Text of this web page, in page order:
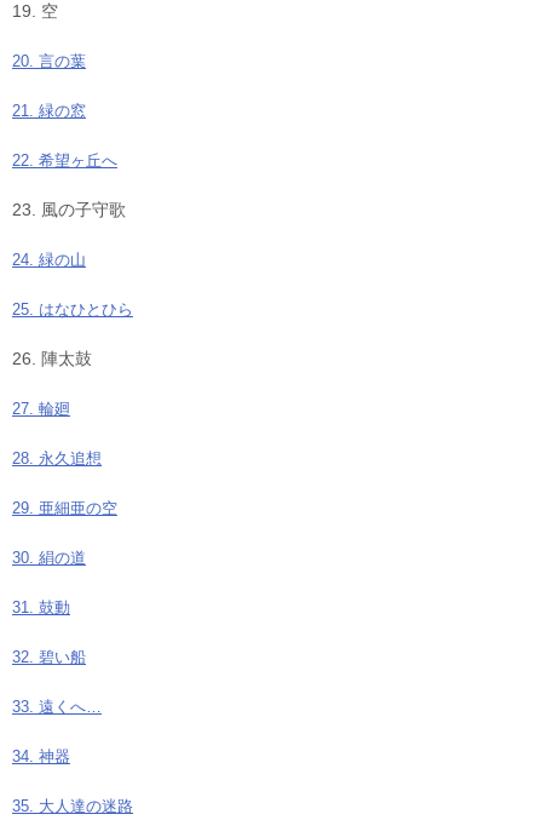
19. 空
20. 言の葉
21. 緑の窓
22. 希望ヶ丘へ
23. 風の子守歌
24. 緑の山
25. はなひとひら
26. 陣太鼓
27. 輪廻
28. 永久追想
29. 亜細亜の空
30. 絹の道
31. 鼓動
32. 碧い船
33. 遠くへ…
34. 神器
35. 大人達の迷路